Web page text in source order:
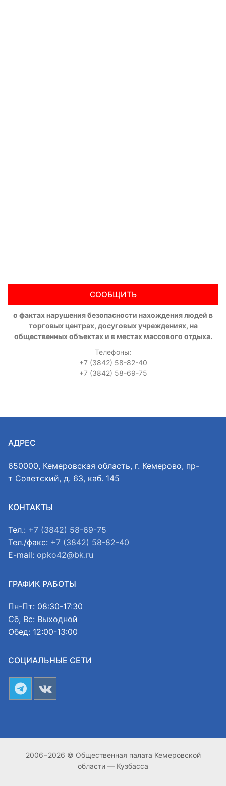
СООБЩИТЬ
о фактах нарушения безопасности нахождения людей в
торговых центрах, досуговых учреждениях, на
общественных объектах и в местах массового отдыха.
Телефоны:
+7 (3842) 58-82-40
+7 (3842) 58-69-75
АДРЕС
650000, Кемеровская область, г. Кемерово, пр-
т Советский, д. 63, каб. 145
КОНТАКТЫ
Тел.: +7 (3842) 58-69-75
Тел./факс: +7 (3842) 58-82-40
E-mail: opko42@bk.ru
ГРАФИК РАБОТЫ
Пн-Пт: 08:30-17:30
Сб, Вс: Выходной
Обед: 12:00-13:00
СОЦИАЛЬНЫЕ СЕТИ
2006−2026 © Общественная палата Кемеровской
области — Кузбасса